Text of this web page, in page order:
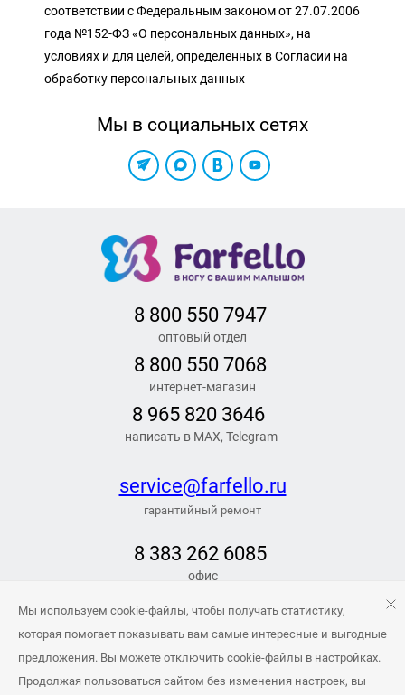
соответствии с Федеральным законом от 27.07.2006
года №152-ФЗ «О персональных данных», на
условиях и для целей, определенных в Согласии на
обработку персональных данных
Мы в социальных сетях
8 800 550 7947
оптовый отдел
8 800 550 7068
интернет-магазин
8 965 820 3646
написать в MAX, Telegram
service@farfello.ru
гарантийный ремонт
8 383 262 6085
офис
РЕЖИМ РАБОТЫ
info@farfello.ru
Мы используем cookie-файлы, чтобы получать статистику,
которая помогает показывать вам самые интересные и выгодные
предложения. Вы можете отключить cookie-файлы в настройках.
Продолжая пользоваться сайтом без изменения настроек, вы